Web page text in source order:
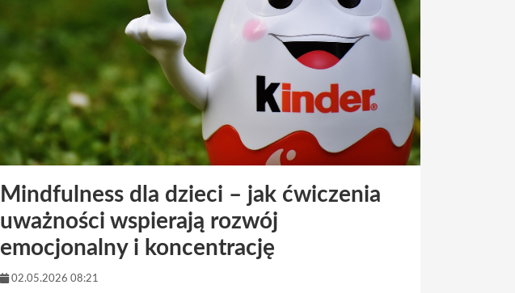
Mindfulness dla dzieci – jak ćwiczenia
uważności wspierają rozwój
emocjonalny i koncentrację
02.05.2026 08:21